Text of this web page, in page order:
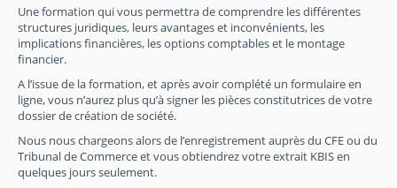
Une formation qui vous permettra de comprendre les différentes
structures juridiques, leurs avantages et inconvénients, les
implications financières, les options comptables et le montage
financier.
A l’issue de la formation, et après avoir complété un formulaire en
ligne, vous n’aurez plus qu’à signer les pièces constitutrices de votre
dossier de création de société.
Nous nous chargeons alors de l’enregistrement auprès du CFE ou du
Tribunal de Commerce et vous obtiendrez votre extrait KBIS en
quelques jours seulement.